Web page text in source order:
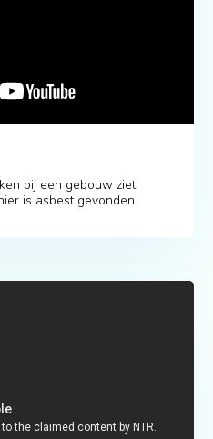
bij een gebouw ziet
is asbest gevonden.